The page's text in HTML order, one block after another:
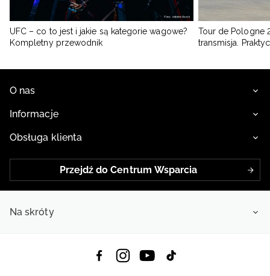
UFC – co to jest i jakie są kategorie wagowe?
Kompletny przewodnik
Tour de Pologne
transmisja.
O nas
Informacje
Obsługa klienta
Przejdź do Centrum Wsparcia
Na skróty